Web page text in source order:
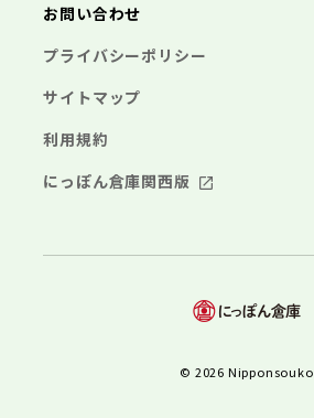
お問い合わせ
プライバシーポリシー
サイトマップ
利用規約
にっぽん倉庫関西版
© 2026 Nipponsouko